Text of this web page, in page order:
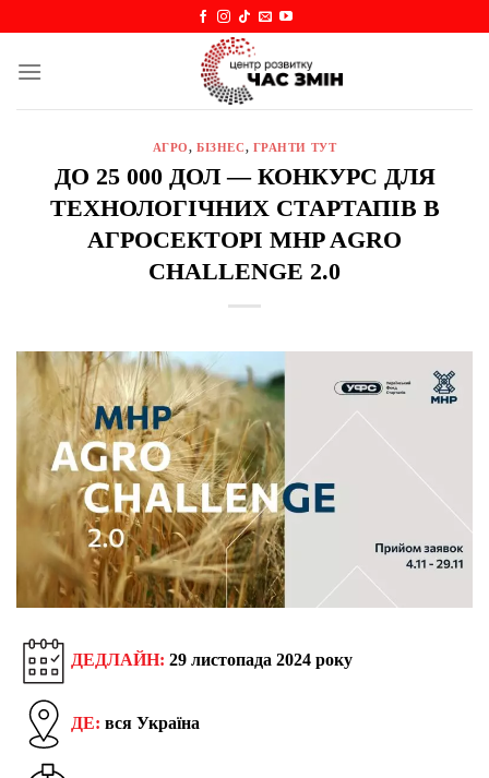
content
АГРО,БІЗНЕС, ГРАНТИ ТУТ
ДО 25 000 ДОЛ — КОНКУРС ДЛЯ
ТЕХНОЛОГІЧНИХ СТАРТАПІВ В
АГРОСЕКТОРІ MHP AGRO
CHALLENGE 2.0
ДЕДЛАЙН: 29 листопада 2024 року
ДЕ: вся Україна